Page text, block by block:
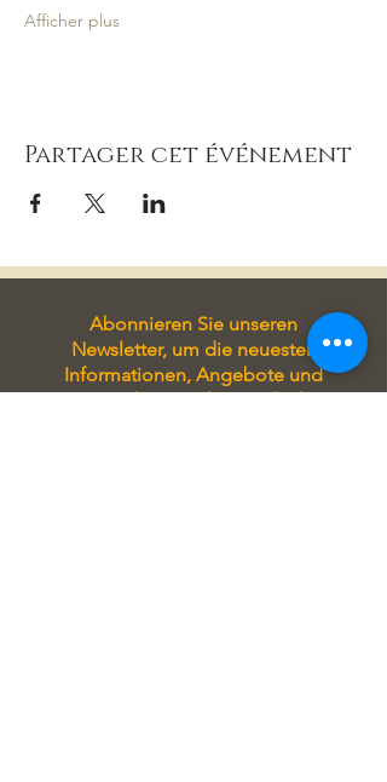
Afficher plus
Partager cet événement
Abonnieren Sie unseren
Newsletter, um die neuesten
Informationen, Angebote und
spannende Neuigkeiten direkt in